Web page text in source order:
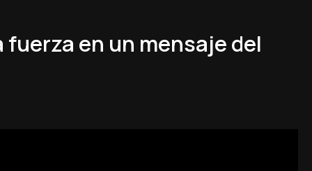
en un mensaje del